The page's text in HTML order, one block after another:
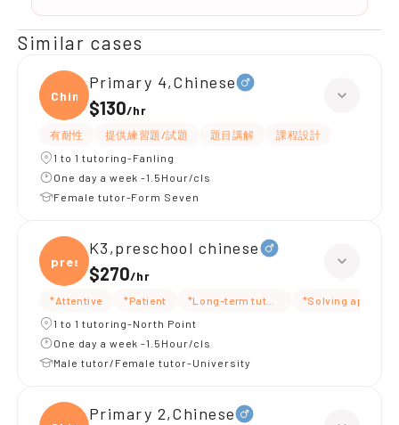
Similar cases
Chine
Primary 4,Chinese
$130/hr
有耐性 提供練習題/試題 題目講解
課程設計
1 to 1 tutoring-Fanling
One day a week -1.5Hour/cls
Female tutor-Form Seven
presc
K3,preschool chinese
$270/hr
*Attentive *Patient *Long-term tutoring
*Solving
1 to 1 tutoring-North Point
One day a week -1.5Hour/cls
Male tutor/Female tutor-University
Primary 2,Chinese